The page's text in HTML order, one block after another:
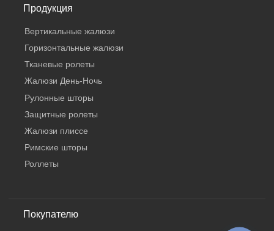
Продукция
Вертикальные жалюзи
Горизонтальные жалюзи
Тканевые ролеты
Жалюзи День-Ночь
Рулонные шторы
Защитные ролеты
Жалюзи плиссе
Римские шторы
Роллеты
Покупателю